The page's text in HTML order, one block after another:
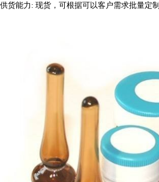
供货能力 : 现货，可根据可以客户需求批量定制